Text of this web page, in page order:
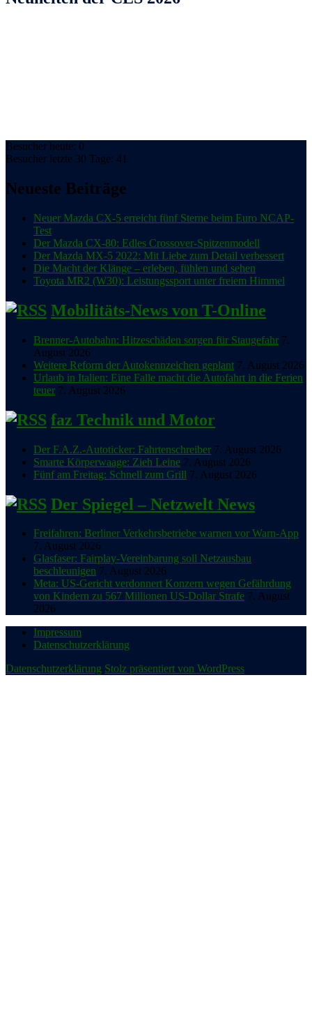
Besucher heute: 0
Besucher letzte 30 Tage: 41
Neueste Beiträge
Neuer Mazda CX-5 erreicht fünf Sterne beim Euro NCAP-
Test
Der Mazda CX-80: Edles Crossover-Spitzenmodell
Der Mazda MX-5 2022: Mit Liebe zum Detail verbessert
Die Macht der Klänge – erleben, fühlen und sehen
Toyota MR2 (W30): Leistungssport unter freiem Himmel
Mobilitäts-News von T-Online
Brenner-Autobahn: Hitzeschäden sorgen für Staugefahr 7.
August 2026
Weitere Reform der Autokennzeichen geplant 7. August 2026
Urlaub in Italien: Eine Falle macht die Autofahrt in die Ferien
teuer 7. August 2026
faz Technik und Motor
Der F.A.Z.-Autoticker: Fahrtenschreiber 7. August 2026
Smarte Körperwaage: Zieh Leine 7. August 2026
Fünf am Freitag: Schnell zum Grill 7. August 2026
Der Spiegel – Netzwelt News
Freifahren: Berliner Verkehrsbetriebe warnen vor Warn-App
7. August 2026
Glasfaser: Fairplay-Vereinbarung soll Netzausbau
beschleunigen 7. August 2026
Meta: US-Gericht verdonnert Konzern wegen Gefährdung
von Kindern zu 567 Millionen US-Dollar Strafe 7. August
2026
Impressum
Datenschutzerklärung
Datenschutzerklärung Stolz präsentiert von WordPress